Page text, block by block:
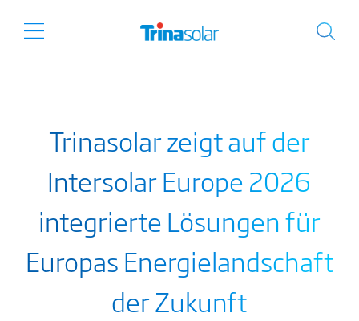
Trinasolar zeigt auf der
Intersolar Europe 2026
integrierte Lösungen für
Europas Energielandschaft
der Zukunft